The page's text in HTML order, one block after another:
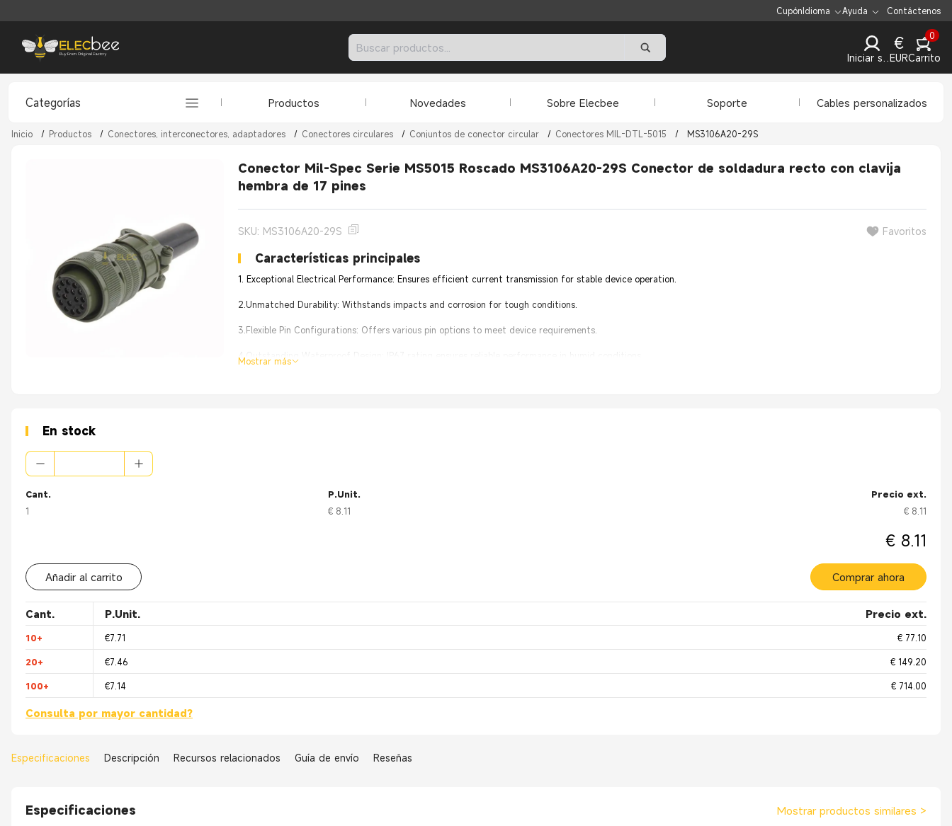
CupónIdioma Ayuda Contáctenos
Iniciar sesión
€
EUR
0
Carrito
Categorías Productos Novedades Sobre Elecbee Soporte Cables personalizados
Inicio / Productos / Conectores, interconectores, adaptadores / Conectores circulares / Conjuntos de conector circular / Conectores MIL-DTL-5015 / MS3106A20-29S
Conector Mil-Spec Serie MS5015 Roscado MS3106A20-29S Conector de soldadura recto con clavija
hembra de 17 pines
SKU: MS3106A20-29S Favoritos
Características principales
1. Exceptional Electrical Performance: Ensures efficient current transmission for stable device operation.
2.Unmatched Durability: Withstands impacts and corrosion for tough conditions.
3.Flexible Pin Configurations: Offers various pin options to meet device requirements.
4.Outstanding Waterproof Design: IP67 rating ensures reliable performance in humid conditions.
Mostrar más
En stock
Cant.
1
P.Unit.
€ 8.11
Precio ext.
€ 8.11
€ 8.11
Añadir al carrito Comprar ahora
Cant. P.Unit. Precio ext.
10+ €7.71 € 77.10
20+ €7.46 € 149.20
100+ €7.14 € 714.00
Consulta por mayor cantidad?
Especificaciones Descripción Recursos relacionados Guía de envío Reseñas
Especificaciones Mostrar productos similares >